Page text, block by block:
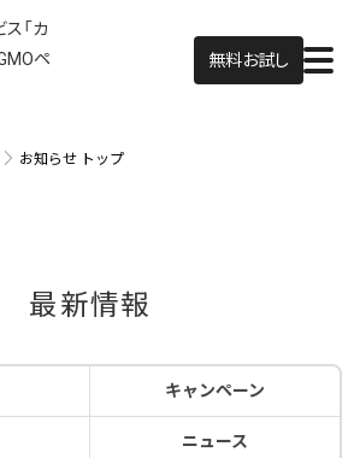
無料お試し
お知らせ トップ
最新情報
キャンペーン
ニュース